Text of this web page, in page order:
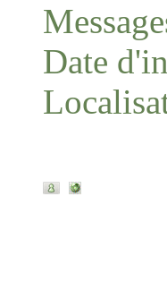
Date